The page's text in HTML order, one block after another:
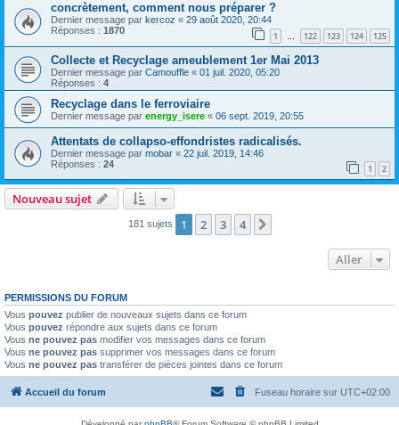
concrètement, comment nous préparer ?
Dernier message par kercoz « 29 août 2020, 20:44
Réponses : 1870 1 … 122 123 124 125
Collecte et Recyclage ameublement 1er Mai 2013
Dernier message par Camouffle « 01 juil. 2020, 05:20
Réponses : 4
Recyclage dans le ferroviaire
Dernier message par energy_isere « 06 sept. 2019, 20:55
Attentats de collapso-effondristes radicalisés.
Dernier message par mobar « 22 juil. 2019, 14:46
Réponses : 24 1 2
Nouveau sujet
181 sujets 1 2 3 4
Aller
PERMISSIONS DU FORUM
Vous pouvez publier de nouveaux sujets dans ce forum
Vous pouvez répondre aux sujets dans ce forum
Vous ne pouvez pas modifier vos messages dans ce forum
Vous ne pouvez pas supprimer vos messages dans ce forum
Vous ne pouvez pas transférer de pièces jointes dans ce forum
Accueil du forum Fuseau horaire sur UTC+02:00